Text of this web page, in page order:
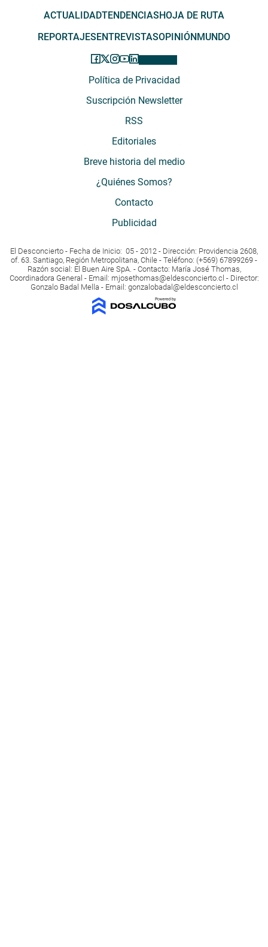
ACTUALIDADTENDENCIASHOJA DE RUTA
REPORTAJESENTREVISTASOPINIÓNMUNDO
Política de Privacidad
Suscripción Newsletter
RSS
Editoriales
Breve historia del medio
¿Quiénes Somos?
Contacto
Publicidad
El Desconcierto - Fecha de Inicio: 05 - 2012 - Dirección: Providencia 2608,
of. 63. Santiago, Región Metropolitana, Chile - Teléfono: (+569) 67899269 -
Razón social: El Buen Aire SpA. - Contacto: María José Thomas,
Coordinadora General - Email: mjosethomas@eldesconcierto.cl - Director:
Gonzalo Badal Mella - Email: gonzalobadal@eldesconcierto.cl